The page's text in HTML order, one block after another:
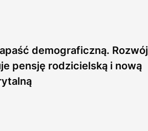
demograficzną. Rozwój
pensję rodzicielską i nową